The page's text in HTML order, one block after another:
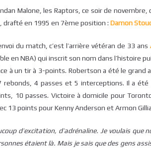
Malone, les Raptors, ce soir de
drafté en 1995 en 7ème position : Damon
du match, c’est l’arrière vétéran de 33 ans
en NBA) qui inscrit son nom dans l’histoire
à un tir à 3-points. Robertson a été le
4 passes et 5 interceptions. Il a
10 passes. Victoire à domicile pour
13 points pour Kenny Anderson et Armon
d’excitation, d’adrénaline. Je voulais
étaient là. Mais je sais que des gens